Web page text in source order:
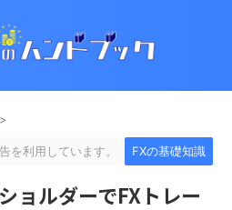
>
を利用しています。 FXの基礎知識
ョルダーでFXトレー